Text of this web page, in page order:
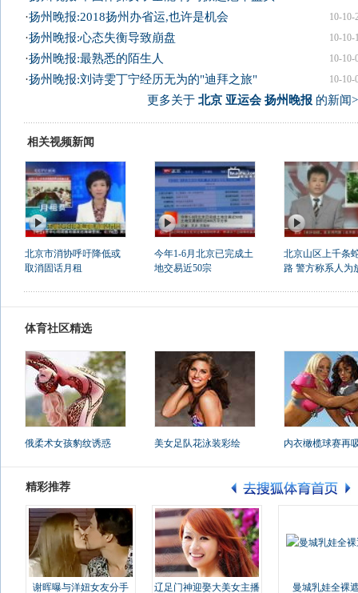
10-10-
·扬州晚报:2018扬州办省运,也许是机会
10-10-
·扬州晚报:心态失衡导致崩盘
10-10-
·扬州晚报:最熟悉的陌生人
10-10-
·扬州晚报:刘诗雯丁宁经历无为的"迪拜之旅"
更多关于 北京 亚运会 扬州晚报的新闻
相关视频新闻
北京市消协呼吁降低或
取消固话月租
今年1-6月北京已完成土
地交易近50宗
北京山区上千条
路 警方称系人为
体育社区精选
俄柔术女孩豹纹诱惑 美女足队花泳装彩绘 内衣橄榄球赛再
精彩推荐
谢晖曝与洋妞女友分手 辽足门神迎娶大美女主播 曼城乳娃全裸